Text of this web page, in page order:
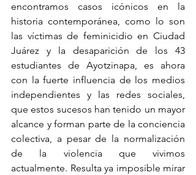
encontramos casos icónicos en la
historia contemporánea, como lo son
las víctimas de feminicidio en Ciudad
Juárez y la desaparición de los 43
estudiantes de Ayotzinapa, es ahora
con la fuerte influencia de los medios
independientes y las redes sociales,
que estos sucesos han tenido un mayor
alcance y forman parte de la conciencia
colectiva, a pesar de la normalización
de la violencia que vivimos
actualmente. Resulta ya imposible mirar